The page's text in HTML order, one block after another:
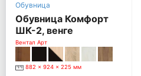
Обувница
Обувница Комфорт
ШК-2, венге
Вентал Арт
882 x 924 x 225 мм